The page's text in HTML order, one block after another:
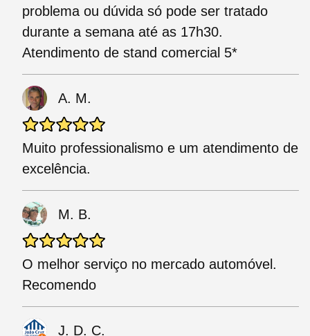
problema ou dúvida só pode ser tratado
durante a semana até as 17h30.
Atendimento de stand comercial 5*
A. M.
Muito professionalismo e um atendimento de
excelência.
M. B.
O melhor serviço no mercado automóvel.
Recomendo
J. D. C.